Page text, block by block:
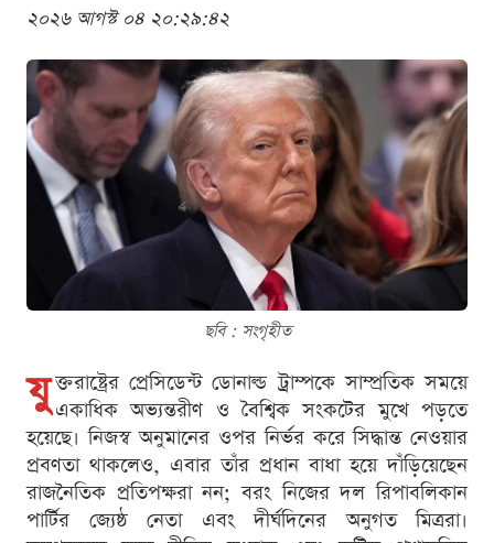
২০২৬ আগস্ট ০৪ ২০:২৯:৪২
ছবি : সংগৃহীত
যু ক্তরাষ্ট্রের প্রেসিডেন্ট ডোনাল্ড ট্রাম্পকে সাম্প্রতিক সময়ে
একাধিক অভ্যন্তরীণ ও বৈশ্বিক সংকটের মুখে পড়তে
হয়েছে। নিজস্ব অনুমানের ওপর নির্ভর করে সিদ্ধান্ত নেওয়ার
প্রবণতা থাকলেও, এবার তাঁর প্রধান বাধা হয়ে দাঁড়িয়েছেন
রাজনৈতিক প্রতিপক্ষরা নন; বরং নিজের দল রিপাবলিকান
পার্টির জ্যেষ্ঠ নেতা এবং দীর্ঘদিনের অনুগত মিত্ররা।